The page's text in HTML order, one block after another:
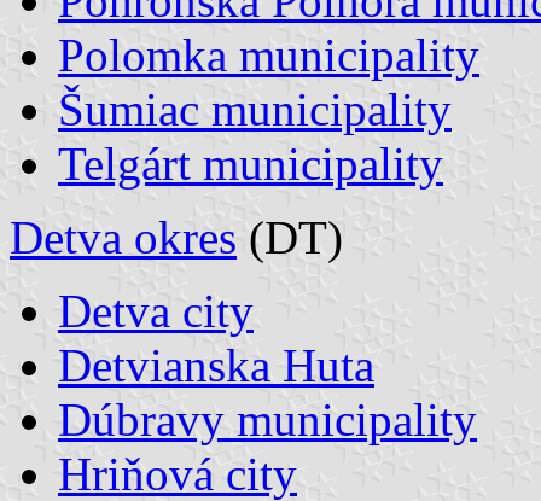
Polomka municipality
Šumiac municipality
Telgárt municipality
Detva okres (DT)
Detva city
Detvianska Huta
Dúbravy municipality
Hriňová city